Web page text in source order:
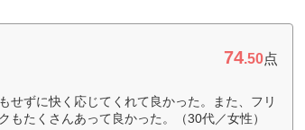
74.50点
せずに快く応じてくれて良かった。また、フリ
たくさんあって良かった。（30代／女性）